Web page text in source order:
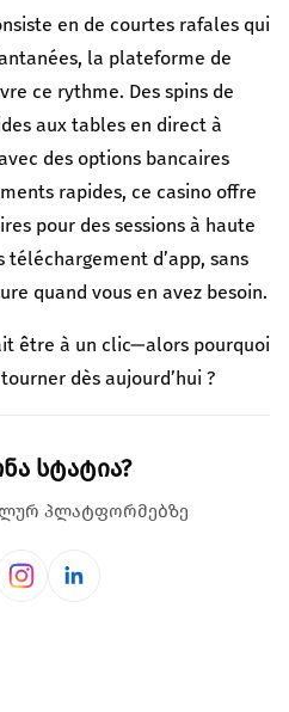
en de courtes rafales qui
la plateforme de
ce rythme. Des spins de
aux tables en direct à
des options bancaires
rapides, ce casino offre
pour des sessions à haute
d’app, sans
quand vous en avez besoin.
être à un clic—alors pourquoi
dès aujourd’hui ?
სტატია?
პლატფორმებზე